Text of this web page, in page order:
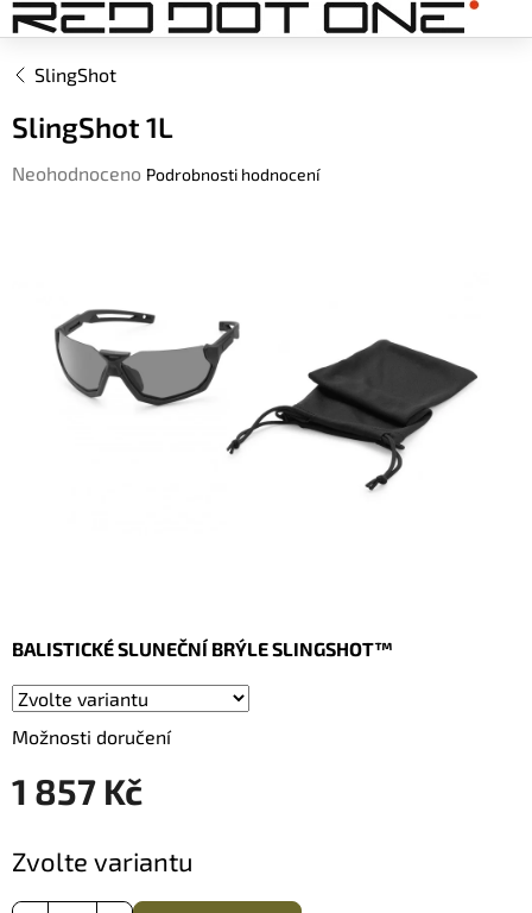
Přejít
na
obsahSlingShot
SlingShot 1L
Průměrné
hvězdiček.
Neohodnoceno Podrobnosti hodnocení
1 857 Kč
cena:
Zvolte variantu
Možnosti doručení
BALISTICKÉ SLUNEČNÍ BRÝLE SLINGSHOT™